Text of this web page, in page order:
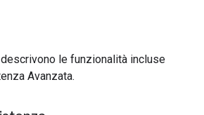
le funzionalità incluse
Avanzata.